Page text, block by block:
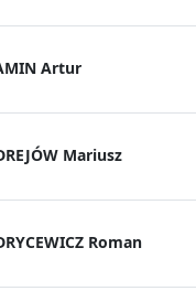
Artur
Mariusz
Roman